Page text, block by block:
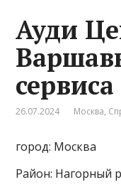
Ауди
сервиса
26.07.2024 Москва,
город: Москва
Район: Нагорный